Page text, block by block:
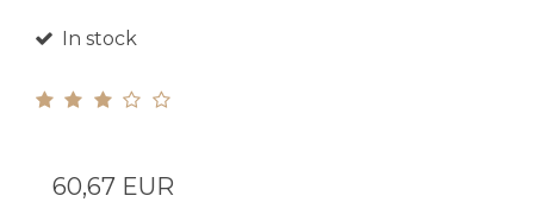
In stock
60,67 EUR